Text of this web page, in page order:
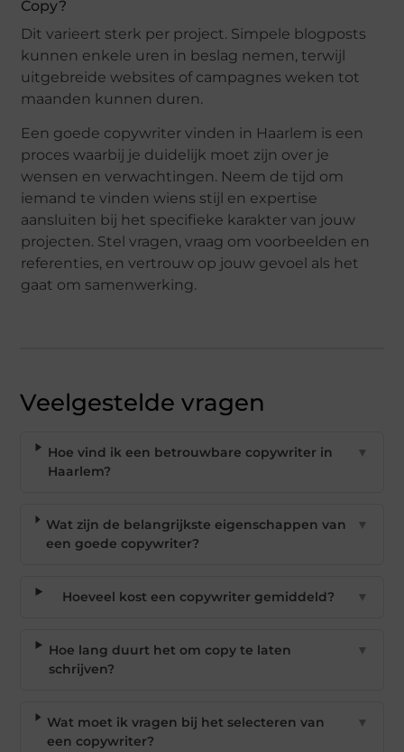
Copy?
Dit varieert sterk per project. Simpele blogposts
kunnen enkele uren in beslag nemen, terwijl
uitgebreide websites of campagnes weken tot
maanden kunnen duren.
Een goede copywriter vinden in Haarlem is een
proces waarbij je duidelijk moet zijn over je
wensen en verwachtingen. Neem de tijd om
iemand te vinden wiens stijl en expertise
aansluiten bij het specifieke karakter van jouw
projecten. Stel vragen, vraag om voorbeelden en
referenties, en vertrouw op jouw gevoel als het
gaat om samenwerking.
Veelgestelde vragen
Hoe vind ik een betrouwbare copywriter in
Haarlem?
▼
Wat zijn de belangrijkste eigenschappen van
een goede copywriter?
▼
Hoeveel kost een copywriter gemiddeld? ▼
Hoe lang duurt het om copy te laten
schrijven?
▼
Wat moet ik vragen bij het selecteren van
een copywriter?
▼